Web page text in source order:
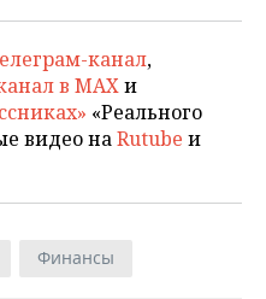
канал,
в MAXи
«Реального
видео наRutube и
Финансы